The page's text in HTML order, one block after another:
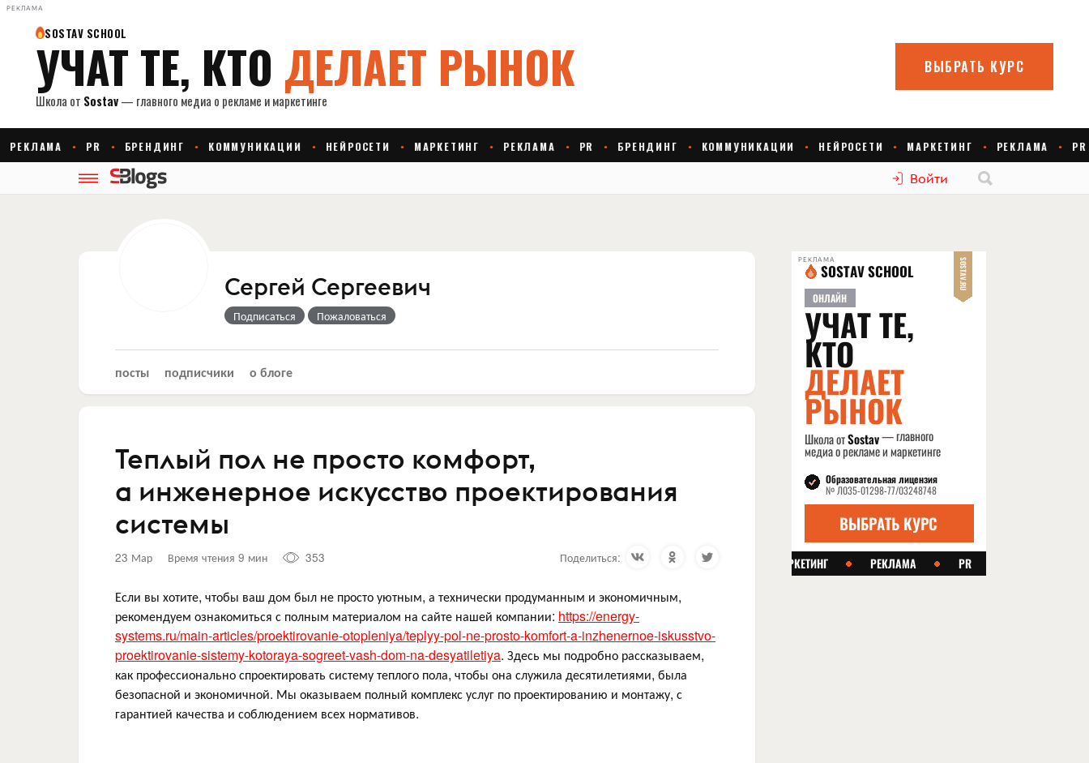
РЕКЛАМА
Войти
Сергей Сергеевич
Подписаться Пожаловаться
посты подписчики о блоге
Теплый пол не просто комфорт,
а инженерное искусство проектирования
системы
23 Мар Время чтения 9 мин 353 Поделиться:
Если вы хотите, чтобы ваш дом был не просто уютным, а технически продуманным и экономичным,
рекомендуем ознакомиться с полным материалом на сайте нашей компании: https://energy-
systems.ru/main-articles/proektirovanie-otopleniya/teplyy-pol-ne-prosto-komfort-a-inzhenernoe-iskusstvo-
proektirovanie-sistemy-kotoraya-sogreet-vash-dom-na-desyatiletiya. Здесь мы подробно рассказываем,
как профессионально спроектировать систему теплого пола, чтобы она служила десятилетиями, была
безопасной и экономичной. Мы оказываем полный комплекс услуг по проектированию и монтажу, с
гарантией качества и соблюдением всех нормативов.
РЕКЛАМА